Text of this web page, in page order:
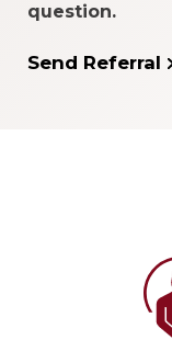
question.
Send Referral